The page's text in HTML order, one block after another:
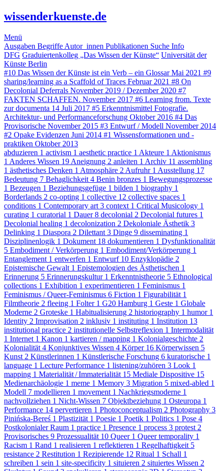
wissenderkuenste.de
Menü
Ausgaben Begriffe Autor_innen Publikationen Suche Info
DFG Graduiertenkolleg „Das Wissen der Künste“ Universität der
Künste Berlin
#10 Das Wissen der Künste ist ein Verb – ein GlossarMai 2021 #9
sharing/learning as a Scaffold of Traces Februar 2021 #8 On
Decolonial Deferrals November 2019 / Dezember 2020 #7
FAKTEN SCHAFFEN. November 2017 #6 Learning from. Texte
zur documenta 14 Juli 2017 #5 Erkenntnismittel Fotografie.
Architektur- und Performanceforschung Oktober 2016 #4 Das
Provisorische November 2015 #3 Entwurf / Modell November 2014
#2 Opake Evidenzen Juni 2014 #1 Wissensformationen und -
praktiken Oktober 2013
abduzieren 1 activism 1 aesthetic practice 1 Akteure 1 Aktionismus
1 Anderes Wissen 19 Aneignung 2 anleiten 1 Archiv 11 assembling
1 ästhetisches Denken 1 Atmosphäre 2 Aufruhr 1 Ausstellung 17
Bedeutung 7 Behaglichkeit 4 Benin bronzes 1 Bewegungsprozesse
1 Bezeugen 1 Beziehungsgefüge 1 bilden 1 biography 1
Borderlands 2 co-opting 1 collective 12 collective spaces 1
conditions 1 Contemporary art 3 context 1 Critical Musicology 1
curating 1 curatorial 1 Dauer8 decolonial 2 Decolonial futures 1
Decolonial healing 1 decolonization 2 Dekoloniale Ästhetik 3
Delinking 1 Diaspora 2 Dilettant 3 Dinge 9 disseminating 1
Disziplinenlogik 1 Dokument 18 dokumentieren 1 Dysfunktionalität
5 Embodiment / Verkörperung 1 Embodiment/Verkörperung 1
Entanglement 1 entwerfen 1 Entwurf 10 Enzyklopädie 2
Epistemische Gewalt 1 Epistemologien des Ästhetischen 1
Erinnerung 5 Erinnerungskultur 1 Erkenntnistheorie 5 Ethnological
collections 1 Exhibition 1 experimentieren 1 Feminismus 1
Feminismus / Queer-Feminismus 6 Fiction 1 Figurabilität 1
Filmtheorie 2 fleeing 1 Folter 1 G20 Hamburg 1 Geste 1 Globale
Moderne 2 Groteske 1 Habitualisierung 2 historiography 1 humor 1
Identity 2 Improvisation 2 inklusiv 1 instituting 1 Institution 13
institutional practice 2 institutionelle Selbstreflexion 1 Intermodalität
1 Internet 1 Kanon 1 kartieren / mapping 1 Kolonialgeschichte 2
Kolonialität 4 Konjunktives Wissen 4 Körper 16 Körperwissen 5
Kunst 2 Künstlerinnen 1 Künstlerische Forschung 6 kuratorische 1
language 1 Lecture Performance 1 listening/zuhören 3 Look 1
mapping 1 Materialität / Immaterialität 15 Mediale Dispositive 15
Medienarchäologie 1 meme 1 Memory 3 Migration 5 mixed-abled 1
Modell 7 modellieren 1 movement 1 Nachkriegsmoderne 1
nachvollziehen 1 Nicht-Wissen 7 Objektbeziehung 1 Osteuropa 1
Performance 14 pervertieren 1 Photoconceptualism 2 Photography 3
Pinińska-Bereś 1 Plastizität 1 Poesie 1 Poetik 1 Politics 1 Pose 4
Postkolonialer Raum 1 practice 1 Presence 1 process 3 protest 2
Provisorisches 9 Prozessualität 10 Queer 1 Queer temporality 1
Racism 1 Rand 1 realisieren 1 reflektieren 1 Regelhaftigkeit 5
resistance 2 Restitution 1 Rezipierende 12 Ritual 1 Schall 1
schreiben 1 sein 1 site-specificity 1 situieren 2 situiertes Wissen 2